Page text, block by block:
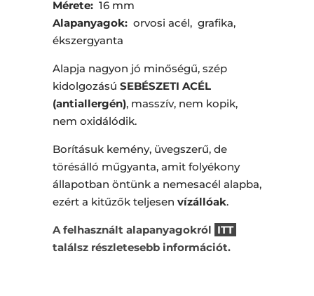
Mérete:16 mm
Alapanyagok:orvosi acél, grafika,
ékszergyanta
Alapja nagyon jó minőségű, szép
kidolgozású SEBÉSZETI ACÉL
(antiallergén), masszív, nem kopik,
nem oxidálódik.
Borításuk kemény, üvegszerű, de
törésálló műgyanta, amit folyékony
állapotban öntünk a nemesacél alapba,
ezért a kitűzők teljesen vízállóak.
A felhasznált alapanyagokról ITT
találsz részletesebb információt.